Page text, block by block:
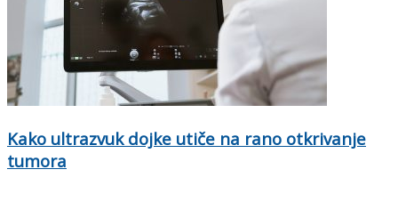
Kako ultrazvuk dojke utiče na rano otkrivanje
tumora